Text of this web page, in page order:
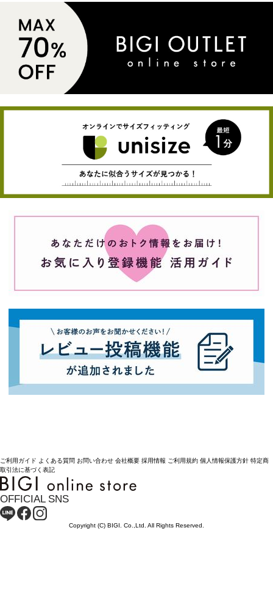
ご利用ガイド よくある質問 お問い合わせ 会社概要 採用情報 ご利用規約 個人情報保護方針 特定商
取引法に基づく表記
OFFICIAL SNS
Copyright (C) BIGI. Co.,Ltd. All Rights Reserved.